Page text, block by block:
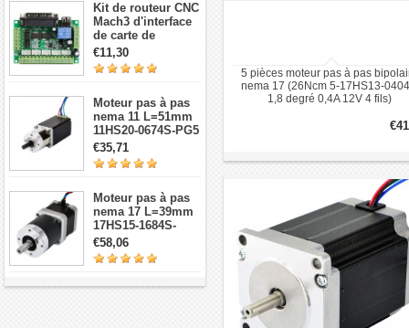
Kit de routeur CNC
Mach3 d'interface
de carte de
dérivation CNC à 5
axes
€11,30
Moteur pas à pas
nema 11 L=51mm
11HS20-0674S-PG5
avec 5:1
réducteurs
planétaires
€35,71
Moteur pas à pas
nema 17 L=39mm
17HS15-1684S-
HG30 avec 14:1
réducteur
planétaire de haute
€58,06
5 pièces moteur pas à pas
nema 17 (26Ncm 5-17HS13-
1,8 degré 0,4A 12V 4 fils)